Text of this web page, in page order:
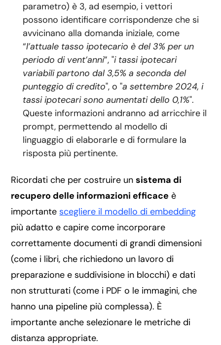
parametro) è 3, ad esempio, i vettori
possono identificare corrispondenze che si
avvicinano alla domanda iniziale, come
“l’attuale tasso ipotecario è del 3% per un
periodo di vent’anni”, "i tassi ipotecari
variabili partono dal 3,5% a seconda del
punteggio di credito", o "a settembre 2024, i
tassi ipotecari sono aumentati dello 0,1%".
Queste informazioni andranno ad arricchire il
prompt, permettendo al modello di
linguaggio di elaborarle e di formulare la
risposta più pertinente.
Ricordati che per costruire unsistema di
recupero delle informazioni efficace è
importantescegliere il modello di embedding
più adatto e capire come incorporare
correttamente documenti di grandi dimensioni
(come i libri, che richiedono un lavoro di
preparazione e suddivisione in blocchi) e dati
non strutturati (come i PDF o le immagini, che
hanno una pipeline più complessa). È
importante anche selezionare le metriche di
distanza appropriate.